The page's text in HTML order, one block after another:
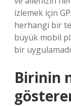
izlemek için
herhangi bir
büyük mobil
bir
Birinin